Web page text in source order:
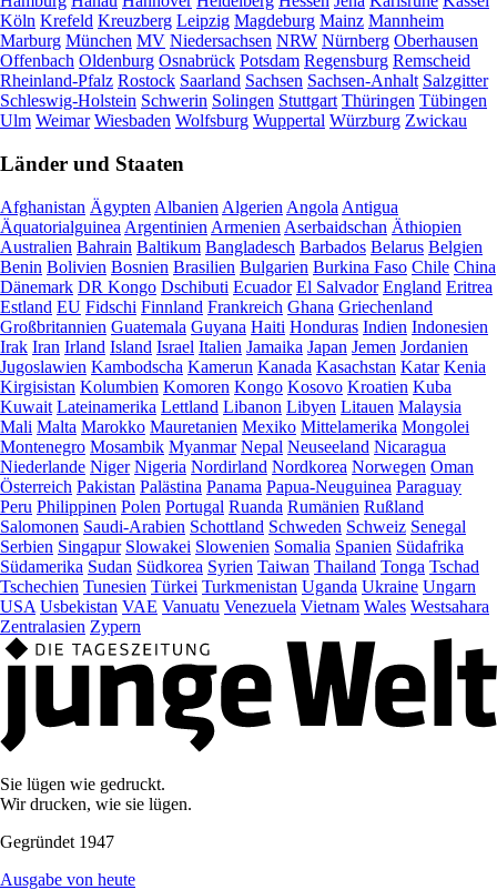
Köln Krefeld Kreuzberg Leipzig Magdeburg Mainz Mannheim
Marburg München MV Niedersachsen NRW Nürnberg Oberhausen
Offenbach Oldenburg Osnabrück Potsdam Regensburg Remscheid
Rheinland-Pfalz Rostock Saarland Sachsen Sachsen-Anhalt Salzgitter
Schleswig-Holstein Schwerin Solingen Stuttgart Thüringen Tübingen
Ulm Weimar Wiesbaden Wolfsburg Wuppertal Würzburg Zwickau
Länder und Staaten
Afghanistan Ägypten Albanien Algerien Angola Antigua
Äquatorialguinea Argentinien Armenien Aserbaidschan Äthiopien
Australien Bahrain Baltikum Bangladesch Barbados Belarus Belgien
Benin Bolivien Bosnien Brasilien Bulgarien Burkina Faso Chile China
Dänemark DR Kongo Dschibuti Ecuador El Salvador England Eritrea
Estland EU Fidschi Finnland Frankreich Ghana Griechenland
Großbritannien Guatemala Guyana Haiti Honduras Indien Indonesien
Irak Iran Irland Island Israel Italien Jamaika Japan Jemen Jordanien
Jugoslawien Kambodscha Kamerun Kanada Kasachstan Katar Kenia
Kirgisistan Kolumbien Komoren Kongo Kosovo Kroatien Kuba
Kuwait Lateinamerika Lettland Libanon Libyen Litauen Malaysia
Mali Malta Marokko Mauretanien Mexiko Mittelamerika Mongolei
Montenegro Mosambik Myanmar Nepal Neuseeland Nicaragua
Niederlande Niger Nigeria Nordirland Nordkorea Norwegen Oman
Österreich Pakistan Palästina Panama Papua-Neuguinea Paraguay
Peru Philippinen Polen Portugal Ruanda Rumänien Rußland
Salomonen Saudi-Arabien Schottland Schweden Schweiz Senegal
Serbien Singapur Slowakei Slowenien Somalia Spanien Südafrika
Südamerika Sudan Südkorea Syrien Taiwan Thailand Tonga Tschad
Tschechien Tunesien Türkei Turkmenistan Uganda Ukraine Ungarn
USA Usbekistan VAE Vanuatu Venezuela Vietnam Wales Westsahara
Zentralasien Zypern
Sie lügen wie gedruckt.
Wir drucken, wie sie lügen.
Gegründet 1947
Ausgabe von heute